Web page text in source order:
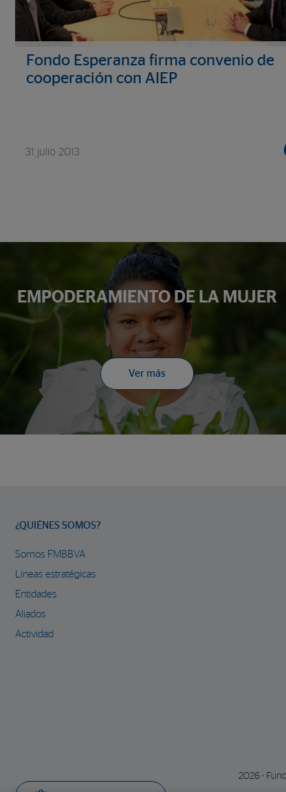
Fondo Esperanza firma convenio de
cooperación con AIEP
31 julio 2013
EMPODERAMIENTO DE LA MUJER
Ver más
¿QUIÉNES SOMOS?
Somos FMBBVA
Líneas estratégicas
Entidades
Aliados
Actividad
2026 -